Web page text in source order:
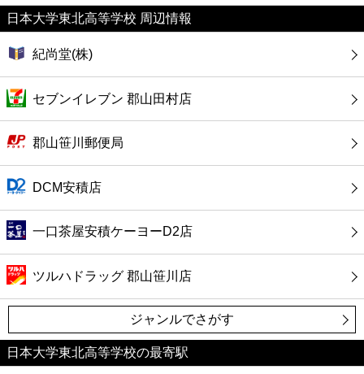
エンタメ
レジャー
書店
ファミレス
ファーストフード
カフェ
ショッピング
銀行
日本大学東北高等学校 周辺情報
紀尚堂(株)
セブンイレブン 郡山田村店
郡山笹川郵便局
DCM安積店
一口茶屋安積ケーヨーD2店
ツルハドラッグ 郡山笹川店
ジャンルでさがす
日本大学東北高等学校の最寄駅